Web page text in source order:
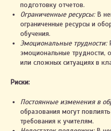
подготовку отчетов.
Ограниченные ресурсы: В
ограниченные ресурсы и
обучения.
Эмоциональные трудности:
эмоциональные трудности,
или сложных ситуациях в
Риски:
Постоянные изменения в
образования могут
требования к учителям.